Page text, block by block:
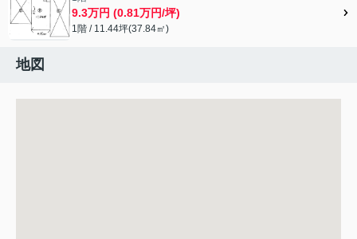
9.3万円 (0.81万円/坪)
1階 / 11.44坪(37.84㎡)
地図